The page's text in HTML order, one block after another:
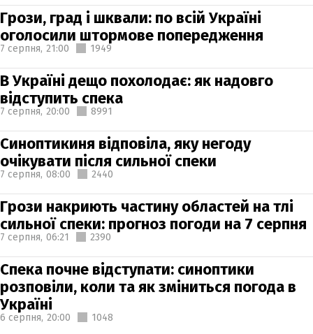
Грози, град і шквали: по всій Україні
оголосили штормове попередження
7 серпня, 21:00 1949
В Україні дещо похолодає: як надовго
відступить спека
7 серпня, 20:00 8991
Синоптикиня відповіла, яку негоду
очікувати після сильної спеки
7 серпня, 08:00 2440
Грози накриють частину областей на тлі
сильної спеки: прогноз погоди на 7 серпня
7 серпня, 06:21 2390
Спека почне відступати: синоптики
розповіли, коли та як зміниться погода в
Україні
6 серпня, 20:00 1048